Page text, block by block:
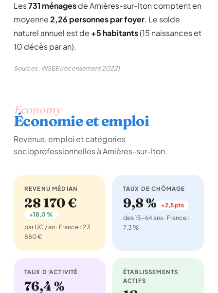
Les731 ménagesde Arnières-sur-Iton comptent en
moyenne2,26 personnes par foyer. Le solde
naturel annuel est de +5 habitants(15 naissances et
10 décès par an).
Sources : INSEE (recensement 2022)
Economy
Économie et emploi
Revenus, emploi et catégories
socioprofessionnelles à Arnières-sur-Iton.
REVENU MÉDIAN
28 170 €
+18,0 %
par UC / an · France : 23
880 €
TAUX DE CHÔMAGE
9,8 % +2,5 pts
des 15-64 ans · France :
7,3 %
TAUX D'ACTIVITÉ
76,4 %
ÉTABLISSEMENTS
ACTIFS